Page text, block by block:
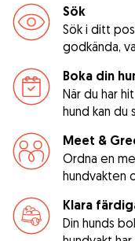
Sök
Sök i ditt
godkända,
Boka din
När du har
hund kan du
Meet &
Ordna en
hundvakten
Klara
Din hunds